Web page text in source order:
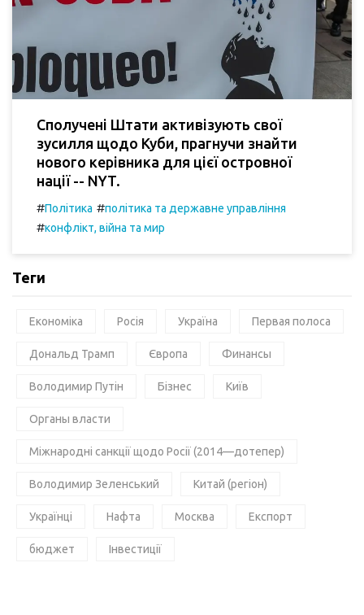
Сполучені Штати активізують свої
зусилля щодо Куби, прагнучи знайти
нового керівника для цієї островної
нації -- NYT.
#Політика #політика та державне управління
#конфлікт, війна та мир
Теги
Економіка Росія Україна Первая полоса
Дональд Трамп Європа Финансы
Володимир Путін Бізнес Київ
Органы власти
Міжнародні санкції щодо Росії (2014—дотепер)
Володимир Зеленський Китай (регіон)
Українці Нафта Москва Експорт
бюджет Інвестиції